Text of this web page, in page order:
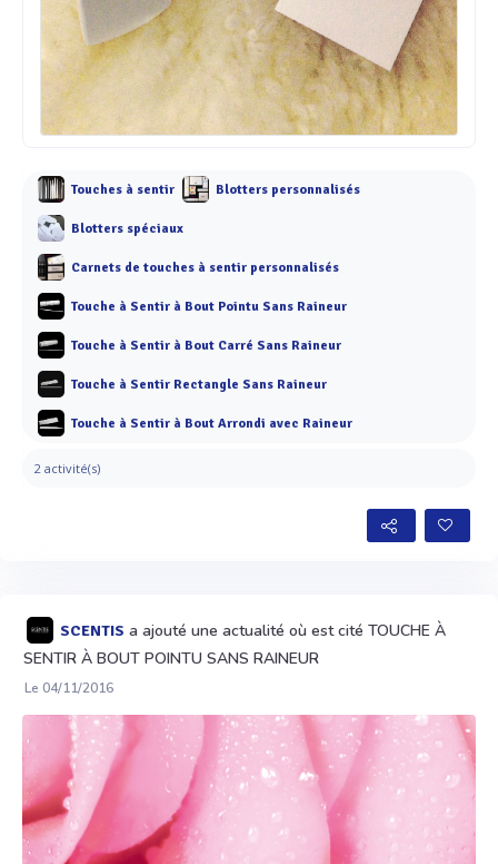
Touches à sentir Blotters personnalisés
Blotters spéciaux
Carnets de touches à sentir personnalisés
Touche à Sentir à Bout Pointu Sans Raineur
Touche à Sentir à Bout Carré Sans Raineur
Touche à Sentir Rectangle Sans Raineur
Touche à Sentir à Bout Arrondi avec Raineur
2 activité(s)
SCENTIS a ajouté une actualité où est cité TOUCHE À
SENTIR À BOUT POINTU SANS RAINEUR
Le 04/11/2016